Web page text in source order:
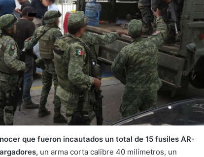
que fueron incautados un total de 15 fusiles AR-
un arma corta calibre 40 milímetros, un